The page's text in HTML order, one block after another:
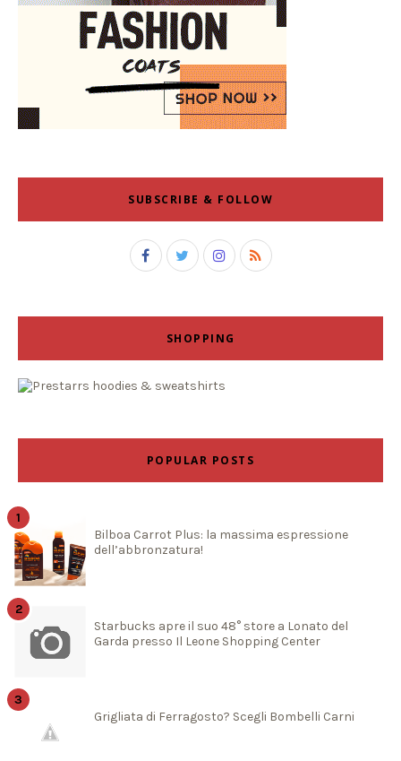
SUBSCRIBE & FOLLOW
SHOPPING
POPULAR POSTS
Bilboa Carrot Plus: la massima espressione
dell’abbronzatura!
Starbucks apre il suo 48° store a Lonato del
Garda presso Il Leone Shopping Center
Grigliata di Ferragosto? Scegli Bombelli Carni